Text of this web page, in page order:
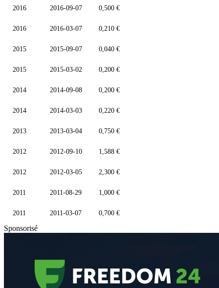
2016 2016-09-07 0,500 €
2016 2016-03-07 0,210 €
2015 2015-09-07 0,040 €
2015 2015-03-02 0,200 €
2014 2014-09-08 0,200 €
2014 2014-03-03 0,220 €
2013 2013-03-04 0,750 €
2012 2012-09-10 1,588 €
2012 2012-03-05 2,300 €
2011 2011-08-29 1,000 €
2011 2011-03-07 0,700 €
Sponsorisé